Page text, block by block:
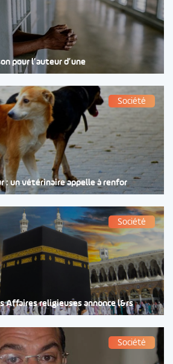
pour l’auteur d’une
Société
: un vétérinaire appelle à renfor
Société
Affaires religieuses annonce l&rs
Société